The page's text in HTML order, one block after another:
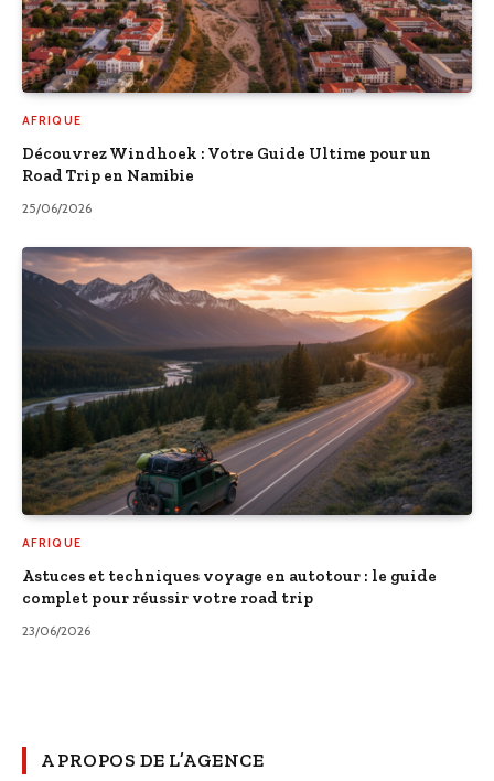
AFRIQUE
Découvrez Windhoek : Votre Guide Ultime pour un
Road Trip en Namibie
25/06/2026
AFRIQUE
Astuces et techniques voyage en autotour : le guide
complet pour réussir votre road trip
23/06/2026
A PROPOS DE L’AGENCE